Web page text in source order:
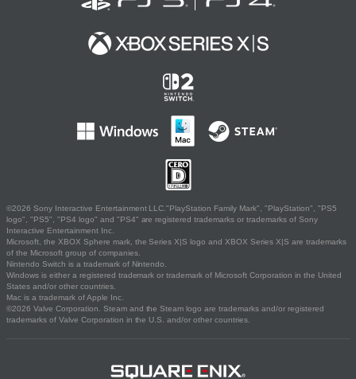
©2026 Sony Interactive Entertainment LLC."PlayStation Family Mark", "PlayStation", "PS5
logo", "PS5", "PS4 logo" and "PS4" are registered trademarks or trademarks of Sony
Interactive Entertainment Inc.
Microsoft, the XBOX Sphere mark, the Series X|S logo and XBOX Series X|S are trademarks
of the Microsoft group of companies.
Nintendo Switch is a trademark of Nintendo.
Windows is either a registered trademark or trademark of Microsoft Corporation in the United
States and/or other countries.
Mac is a trademark of Apple Inc.
©2026 Valve Corporation. Steam and the Steam logo are trademarks and/or registered
trademarks of Valve Corporation in the U.S. and/or other countries.